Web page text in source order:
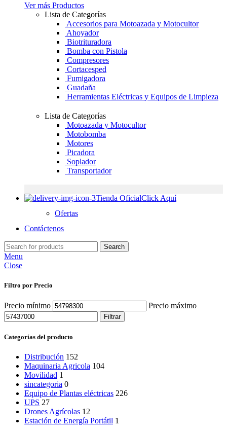
Ver más Productos
Lista de Categorías
Accesorios para Motoazada y Motocultor
Ahoyador
Biotrituradora
Bomba con Pistola
Compresores
Cortacesped
Fumigadora
Guadaña
Herramientas Eléctricas y Equipos de Limpieza
Lista de Categorías
Motoazada y Motocultor
Motobomba
Motores
Picadora
Soplador
Transportador
Tienda OficialClick Aquí
Ofertas
Contáctenos
Search
Menu
Close
Filtro por Precio
Precio mínimo Precio máximo
Filtrar
Categorías del producto
Distribución 152
Maquinaria Agricola 104
Movilidad 1
sincategoria 0
Equipo de Plantas eléctricas 226
UPS 27
Drones Agrícolas 12
Estación de Energía Portátil 1